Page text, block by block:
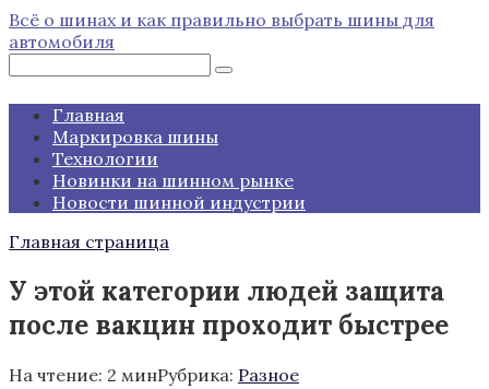
Перейти
к
Всё о шинах и как правильно выбрать шины для
автомобиля
Главная
Маркировка шины
Технологии
Новинки на шинном рынке
Новости шинной индустрии
Главная страница
У этой категории людей защита
после вакцин проходит быстрее
На чтение: 2 минРубрика: Разное